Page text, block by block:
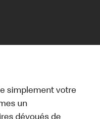
simplement votre
un